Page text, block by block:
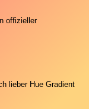
offizieller
lieber Hue Gradient